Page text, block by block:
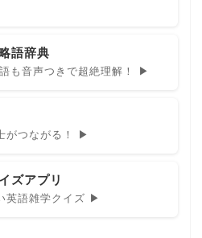
語辞典
も音声つきで超絶理解！ ▶
がつながる！ ▶
ズアプリ
英語雑学クイズ ▶